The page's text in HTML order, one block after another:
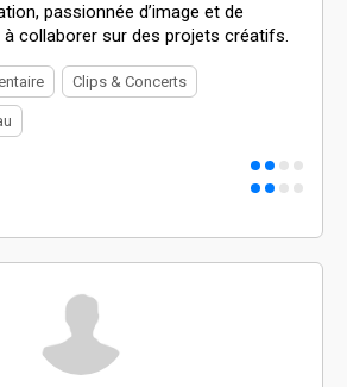
passionnée d’image et de
à collaborer sur des projets créatifs.
Clips & Concerts